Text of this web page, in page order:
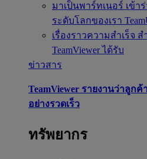
มาเป็นพาร์ทเนอร์ เข้า
ระดับโลกของเรา
เรื่องราวความสำเร็จ ส
TeamViewer ได้รับ
ข่าวสาร
TeamViewer รายงานว่าลูก
อย่างรวดเร็ว
ทรัพยากร